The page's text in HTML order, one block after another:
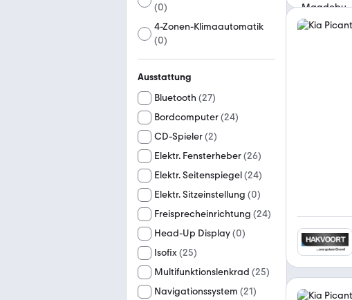
(0)
4-Zonen-Klimaautomatik
(0)
Ausstattung
Bluetooth (27)
Bordcomputer(24)
CD-Spieler(2)
Elektr. Fensterheber(26)
Elektr. Seitenspiegel(24)
Elektr. Sitzeinstellung (0)
Freisprecheinrichtung (24)
Head-Up Display(0)
Isofix(25)
Multifunktionslenkrad (25)
Navigationssystem (21)